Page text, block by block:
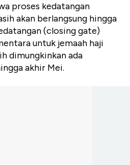
proses kedatangan
akan berlangsung hingga
(closing gate)
untuk jemaah haji
dimungkinkan ada
akhir Mei.